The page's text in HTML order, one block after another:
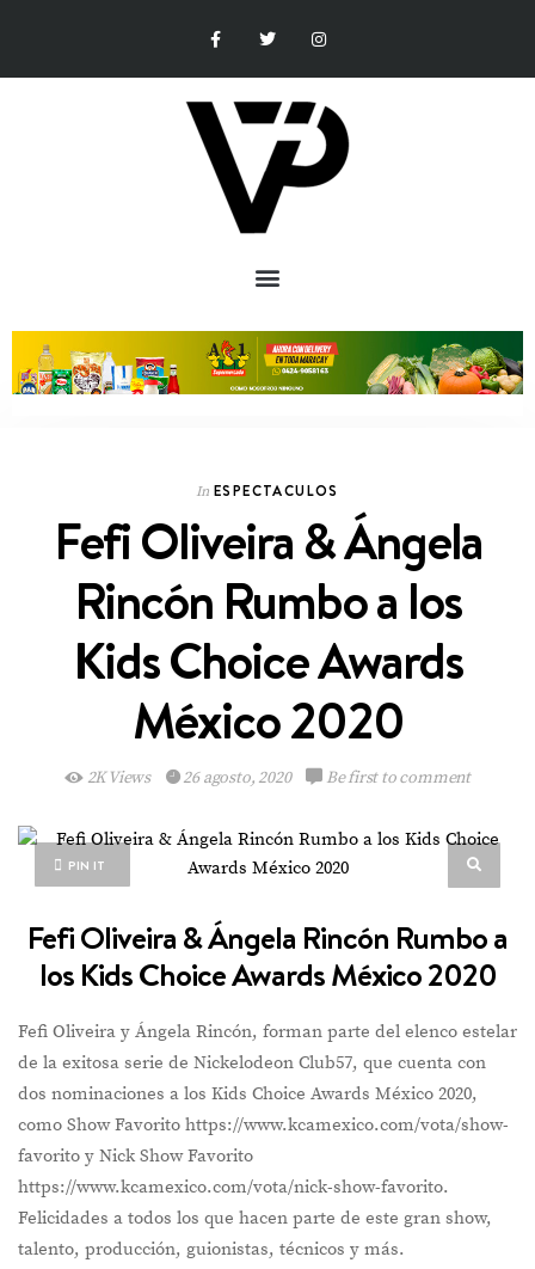
In ESPECTACULOS
Fefi Oliveira & Ángela
Rincón Rumbo a los
Kids Choice Awards
México 2020
2K Views 26 agosto, 2020 Be first to comment
PIN IT
Fefi Oliveira & Ángela Rincón Rumbo a
los Kids Choice Awards México 2020
Fefi Oliveira y Ángela Rincón, forman parte del elenco estelar
de la exitosa serie de Nickelodeon Club57, que cuenta con
dos nominaciones a los Kids Choice Awards México 2020,
como Show Favorito https://www.kcamexico.com/vota/show-
favorito y Nick Show Favorito
https://www.kcamexico.com/vota/nick-show-favorito.
Felicidades a todos los que hacen parte de este gran show,
talento, producción, guionistas, técnicos y más.